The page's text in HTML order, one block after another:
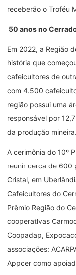
receberão o Troféu
50 anos no Cerrado
Em 2022, a Região
história que
cafeicultores de
com 4.500
região possui uma
responsável por
da produção mineira.
A cerimônia do 10º
reunir cerca de 600
Cristal, em
Cafeicultores do
Prêmio Região do
cooperativas
Coopadap,
associações:
Appcer como